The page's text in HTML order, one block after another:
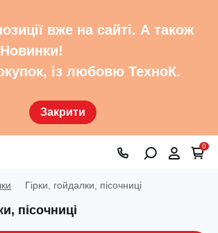
вже на сайті. А також
Новинки!
із любовю ТехноК.
Закрити
0
Гірки, гойдалки, пісочниці
пісочниці